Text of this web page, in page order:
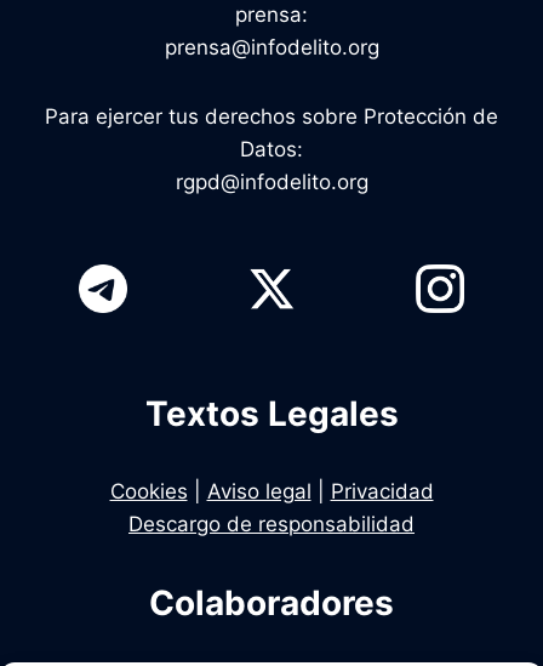
prensa:
prensa@infodelito.org
Para ejercer tus derechos sobre Protección de
Datos:
rgpd@infodelito.org
Textos Legales
Cookies Aviso legal
Privacidad
Descargo de responsabilidad
Colaboradores